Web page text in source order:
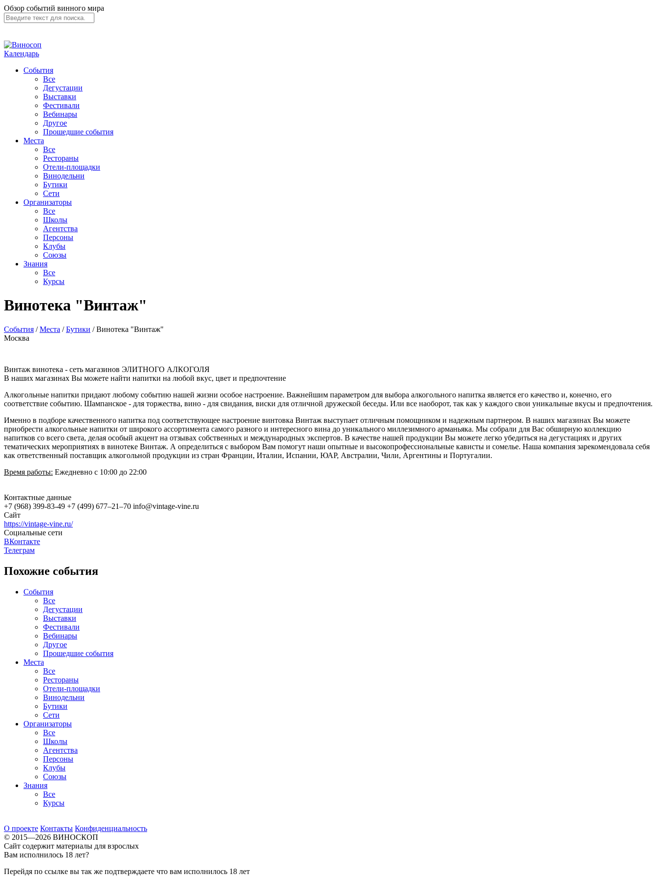
Обзор событий винного мира
Календарь
События
Все
Дегустации
Выставки
Фестивали
Вебинары
Другое
Прошедшие события
Места
Все
Рестораны
Отели-площадки
Винодельни
Бутики
Сети
Организаторы
Все
Школы
Агентства
Персоны
Клубы
Союзы
Знания
Все
Курсы
Винотека "Винтаж"
События /Места /Бутики /Винотека "Винтаж"
Москва
Винтаж винотека - сеть магазинов ЭЛИТНОГО АЛКОГОЛЯ
В наших магазинах Вы можете найти напитки на любой вкус, цвет и предпочтение
Алкогольные напитки придают любому событию нашей жизни особое настроение. Важнейшим параметром для выбора алкогольного напитка является его качество и, конечно, его
соответствие событию. Шампанское - для торжества, вино - для свидания, виски для отличной дружеской беседы. Или все наоборот, так как у каждого свои уникальные вкусы и предпочтения.
Именно в подборе качественного напитка под соответствующее настроение винтовка Винтаж выступает отличным помощником и надежным партнером. В наших магазинах Вы можете
приобрести алкогольные напитки от широкого ассортимента самого разного и интересного вина до уникального миллезимного арманьяка. Мы собрали для Вас обширную коллекцию
напитков со всего света, делая особый акцент на отзывах собственных и международных экспертов. В качестве нашей продукции Вы можете легко убедиться на дегустациях и других
тематических мероприятиях в винотеке Винтаж. А определиться с выбором Вам помогут наши опытные и высокопрофессиональные кависты и сомелье. Наша компания зарекомендовала себя
как ответственный поставщик алкогольной продукции из стран Франции, Италии, Испании, ЮАР, Австралии, Чили, Аргентины и Португалии.
Время работы: Ежедневно с 10:00 до 22:00
Контактные данные
+7 (968) 399-83-49 +7 (499) 677‒21‒70 info@vintage-vine.ru
Сайт
https://vintage-vine.ru/
Социальные сети
ВКонтакте
Телеграм
Похожие события
События
Все
Дегустации
Выставки
Фестивали
Вебинары
Другое
Прошедшие события
Места
Все
Рестораны
Отели-площадки
Винодельни
Бутики
Сети
Организаторы
Все
Школы
Агентства
Персоны
Клубы
Союзы
Знания
Все
Курсы
О проекте Контакты Конфиденциальность
© 2015—2026 ВИНОСКОП
Сайт содержит материалы для взрослых
Вам исполнилось 18 лет?
Перейдя по ссылке вы так же подтверждаете что вам исполнилось 18 лет